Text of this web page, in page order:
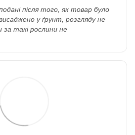
після того, як товар було
у ґрунт, розгляду не
такі рослини не